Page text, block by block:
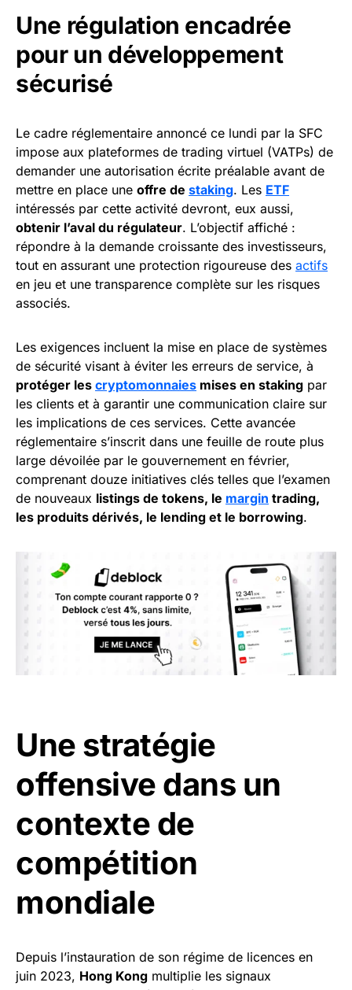
Une régulation encadrée
pour un développement
sécurisé
Le cadre réglementaire annoncé ce lundi par la SFC
impose aux plateformes de trading virtuel (VATPs) de
demander une autorisation écrite préalable avant de
mettre en place une offre de staking. Les ETF
intéressés par cette activité devront, eux aussi,
obtenir l’aval du régulateur. L’objectif affiché :
répondre à la demande croissante des investisseurs,
tout en assurant une protection rigoureuse des actifs
en jeu et une transparence complète sur les risques
associés.
Les exigences incluent la mise en place de systèmes
de sécurité visant à éviter les erreurs de service, à
protéger les cryptomonnaies mises en staking par
les clients et à garantir une communication claire sur
les implications de ces services. Cette avancée
réglementaire s’inscrit dans une feuille de route plus
large dévoilée par le gouvernement en février,
comprenant douze initiatives clés telles que l’examen
de nouveaux listings de tokens, le margin trading,
les produits dérivés, le lending et le borrowing.
Une stratégie
offensive dans un
contexte de
compétition
mondiale
Depuis l’instauration de son régime de licences en
juin 2023, Hong Kong multiplie les signaux